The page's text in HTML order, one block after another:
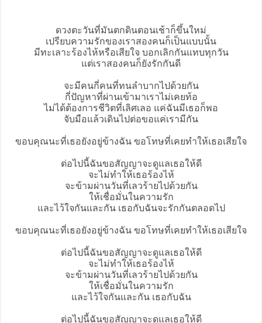
ดวงตะวันที่มันตกดินตอนเช้าก็ขึ้นใหม่
เปรียบความรักของเราสองคนก็เป็นแบบนั้น
มีทะเลาะร้องไห้หรือเสียใจ บอกเลิกกันแทบทุกวัน
แต่เราสองคนก็ยังรักกันดี
จะมีคนกี่คนที่ทนลำบากไปด้วยกัน
กี่ปัญหาที่ผ่านเข้ามาเราไม่เคยท้อ
ไม่ได้ต้องการชีวิตที่เลิศเลอ แค่ฉันมีเธอก็พอ
จับมือแล้วเดินไปต่อขอแค่เรามีกัน
ขอบคุณนะที่เธอยังอยู่ข้างฉัน ขอโทษที่เคยทำให้เธอเสียใจ
ต่อไปนี้ฉันขอสัญญาจะดูแลเธอให้ดี
จะไม่ทำให้เธอร้องไห้
จะข้ามผ่านวันที่เลวร้ายไปด้วยกัน
ให้เชื่อมั่นในความรัก
และไว้ใจกันและกัน เธอกับฉันจะรักกันตลอดไป
ขอบคุณนะที่เธอยังอยู่ข้างฉัน ขอโทษที่เคยทำให้เธอเสียใจ
ต่อไปนี้ฉันขอสัญญาจะดูแลเธอให้ดี
จะไม่ทำให้เธอร้องไห้
จะข้ามผ่านวันที่เลวร้ายไปด้วยกัน
ให้เชื่อมั่นในความรัก
และไว้ใจกันและกัน เธอกับฉัน
ต่อไปนี้ฉันขอสัญญาจะดูแลเธอให้ดี